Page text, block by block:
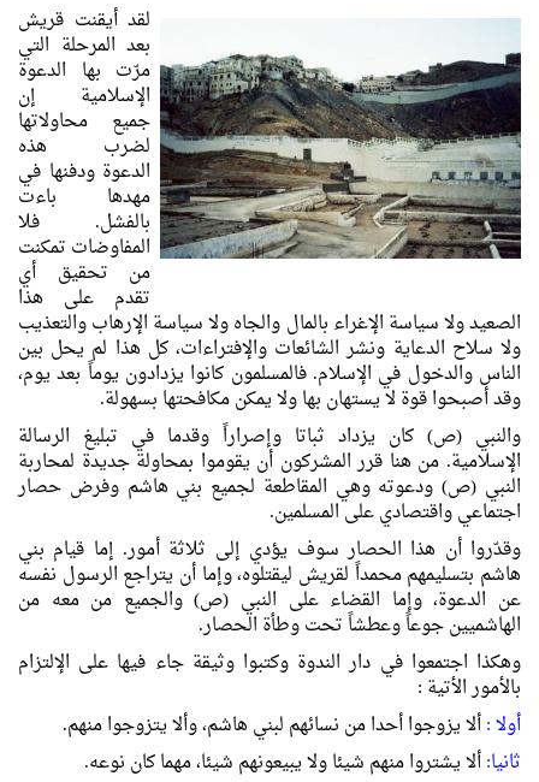
لقد أيقنت قريش
بعد المرحلة التي
مرّت بها الدعوة
الإسلامية إن
جميع محاولاتها
لضرب هذه
الدعوة ودفنها في
مهدها باءت
بالفشل. فلا
المفاوضات تمكنت
من تحقيق أي
تقدم على هذا
الصعيد ولا سياسة الإغراء بالمال والجاه ولا سياسة الإرهاب والتعذيب
ولا سلاح الدعاية ونشر الشائعات والإفتراءات، كل هذا لم يحل بين
الناس والدخول في الإسلام. فالمسلمون كانوا يزدادون يوماً بعد يوم،
وقد أصبحوا قوة لا يستهان بها ولا يمكن مكافحتها بسهولة.
والنبي (ص) كان يزداد ثباتا وإصراراً وقدما في تبليغ الرسالة
الإسلامية. من هنا قرر المشركون أن يقوموا بمحاولة جديدة لمحاربة
النبي (ص) ودعوته وهي المقاطعة لجميع بني هاشم وفرض حصار
اجتماعي واقتصادي على المسلمين.
وقدّروا أن هذا الحصار سوف يؤدي إلى ثلاثة أمور. إما قيام بني
هاشم بتسليمهم محمداً لقريش ليقتلوه، وإما أن يتراجع الرسول نفسه
عن الدعوة، وإما القضاء على النبي (ص) والجميع من معه من
الهاشميين جوعاً وعطشاً تحت وطأة الحصار.
وهكذا اجتمعوا في دار الندوة وكتبوا وثيقة جاء فيها على الإلتزام
بالأمور الأتية :
أولا :ألا يزوجوا أحدا من نسائهم لبني هاشم، وألا يتزوجوا منهم.
ثانيا:ألا يشتروا منهم شيئا ولا يبيعونهم شيئا، مهما كان نوعه.